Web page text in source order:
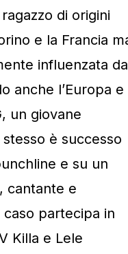
di origini
e la Francia
influenzata da
anche l’Europa e
un giovane
è successo
e su un
cantante e
partecipa in
Killa e Lele